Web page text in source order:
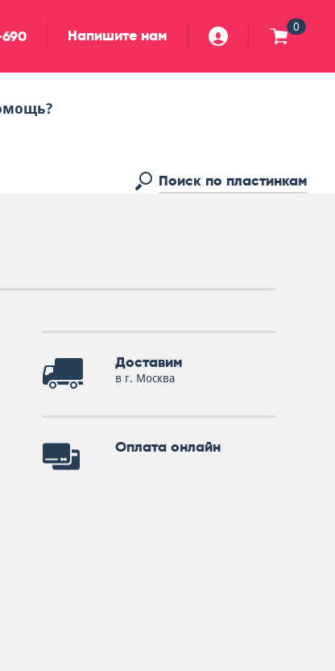
Напишите нам 0
Доставим
в г. Москва
Оплата онлайн